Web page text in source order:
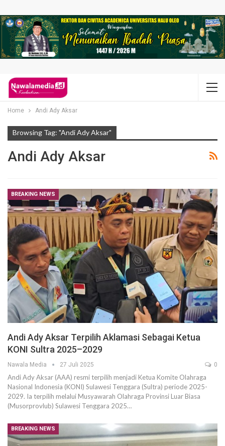
Home Andi Ady Aksar
Browsing Tag: "Andi Ady Aksar"
Andi Ady Aksar
BREAKING NEWS
Andi Ady Aksar Terpilih Aklamasi Sebagai Ketua
KONI Sultra 2025–2029
Nawala Media 27 Juli 2025 0
Andi Ady Aksar (AAA) resmi terpilih menjadi Ketua Komite Olahraga
Nasional Indonesia (KONI) Sulawesi Tenggara (Sultra) periode 2025-
2029. Ia terpilih melalui Musyawarah Olahraga Provinsi Luar Biasa
(Musorprovlub) Sulawesi Tenggara 2025…
BREAKING NEWS